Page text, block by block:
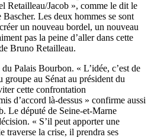
Retailleau/Jacob », comme le dit le
Les deux hommes se sont
un nouveau bordel, un nouveau
pas la peine d’aller dans cette
Bruno Retailleau.
Palais Bourbon. « L’idée, c’est de
groupe au Sénat au président du
cette confrontation
d’accord là-dessus » confirme aussi
Le député de Seine-et-Marne
« S’il peut apporter une
traverse la crise, il prendra ses